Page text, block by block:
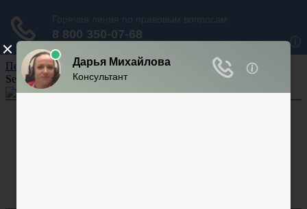
Перейти к содержанию
Search for: